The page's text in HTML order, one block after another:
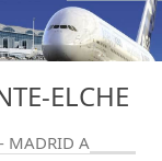
ELCHE
MADRID A